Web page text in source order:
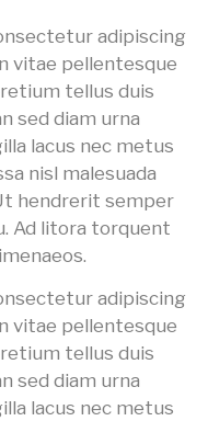
adipiscing
vitae pellentesque
tellus duis
sed diam urna
lacus nec metus
nisl malesuada
hendrerit semper
Ad litora torquent
adipiscing
vitae pellentesque
tellus duis
sed diam urna
lacus nec metus